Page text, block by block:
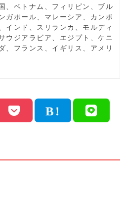
、ベトナム、フィリピン、ブル
ガポール、マレーシア、カンボ
インド、スリランカ、モルディ
ウジアラビア、エジプト、ケニ
、フランス、イギリス、アメリ